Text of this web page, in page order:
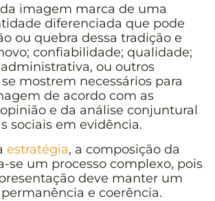
imagem marca de uma
diferenciada que pode
ou quebra dessa tradição e
confiabilidade; qualidade;
ou outros
mostrem necessários para
de acordo com as
e da análise conjuntural
sociais em evidência.
estratégia, a composição da
se um processo complexo, pois
deve manter um
e coerência.